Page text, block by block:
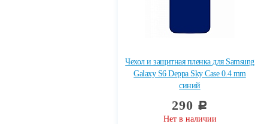
Чехол и защитная пленка для Samsung
Galaxy S6 Deppa Sky Case 0.4 mm
синий
290 c
Нет в наличии